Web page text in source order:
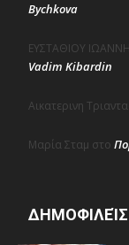
Bychkova
ΕΥΣΤΑΘΙΟΥ
Vadim Kibardin
Αικατερινη
Μαρία Σταμ στο
ΔΗΜΟΦΙΛΕΊΣ